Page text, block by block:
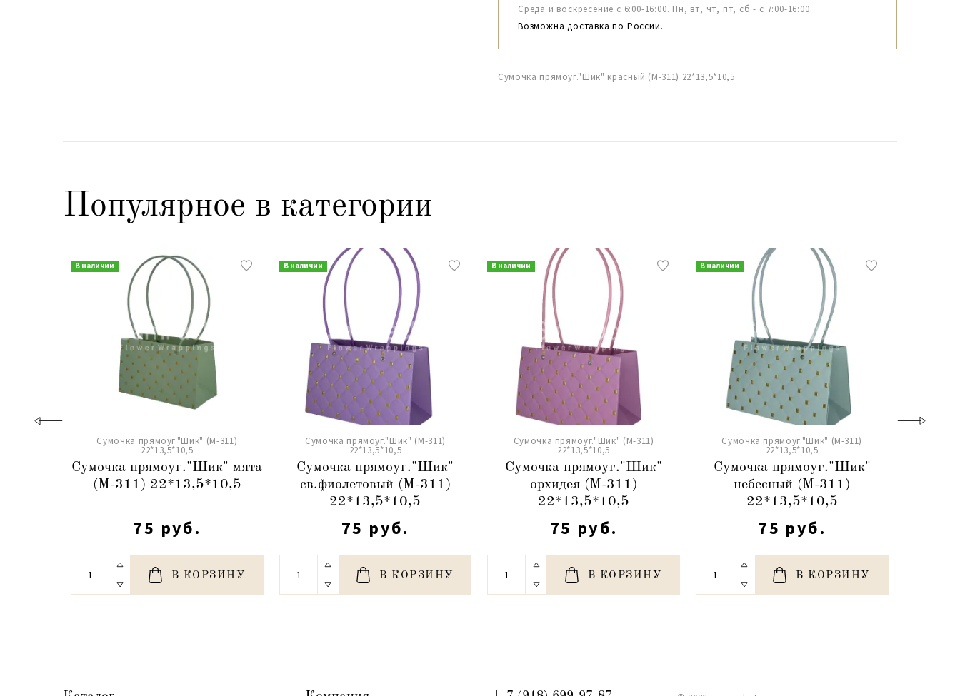
Среда и воскресение с 6:00-16:00. Пн, вт, чт, пт, сб - с 7:00-16:00.
Возможна доставка по России.
Сумочка прямоуг."Шик" красный (М-311) 22*13,5*10,5
Популярное в категории
В наличии
Сумочка прямоуг."Шик" (М-311)
22*13,5*10,5
Сумочка прямоуг."Шик" мята
(М-311) 22*13,5*10,5
75 руб.
В КОРЗИНУ
В наличии
Сумочка прямоуг."Шик" (М-311)
22*13,5*10,5
Сумочка прямоуг."Шик"
св.фиолетовый (М-311)
22*13,5*10,5
75 руб.
В КОРЗИНУ
В наличии
Сумочка прямоуг."Шик" (М-311)
22*13,5*10,5
Сумочка прямоуг."Шик"
орхидея (М-311)
22*13,5*10,5
75 руб.
В КОРЗИНУ
В наличии
Сумочка прямоуг."Шик" (М-311)
22*13,5*10,5
Сумочка прямоуг."Шик"
небесный (М-311)
22*13,5*10,5
75 руб.
В КОРЗИНУ